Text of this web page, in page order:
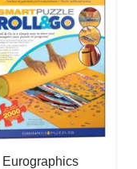
Eurographics